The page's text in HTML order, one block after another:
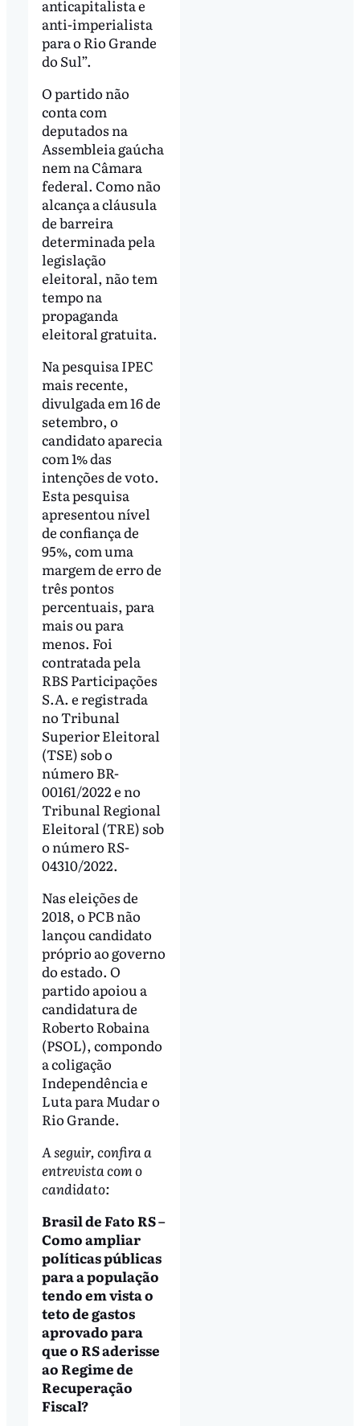
anticapitalista e
anti-imperialista
para o Rio Grande
do Sul”.
O partido não
conta com
deputados na
Assembleia gaúcha
nem na Câmara
federal. Como não
alcança a cláusula
de barreira
determinada pela
legislação
eleitoral, não tem
tempo na
propaganda
eleitoral gratuita.
Na pesquisa IPEC
mais recente,
divulgada em 16 de
setembro, o
candidato aparecia
com 1% das
intenções de voto.
Esta pesquisa
apresentou nível
de confiança de
95%, com uma
margem de erro de
três pontos
percentuais, para
mais ou para
menos. Foi
contratada pela
RBS Participações
S.A. e registrada
no Tribunal
Superior Eleitoral
(TSE) sob o
número BR-
00161/2022 e no
Tribunal Regional
Eleitoral (TRE) sob
o número RS-
04310/2022.
Nas eleições de
2018, o PCB não
lançou candidato
próprio ao governo
do estado. O
partido apoiou a
candidatura de
Roberto Robaina
(PSOL), compondo
a coligação
Independência e
Luta para Mudar o
Rio Grande.
A seguir, confira a
entrevista com o
candidato:
Brasil de Fato RS –
Como ampliar
políticas públicas
para a população
tendo em vista o
teto de gastos
aprovado para
que o RS aderisse
ao Regime de
Recuperação
Fiscal?